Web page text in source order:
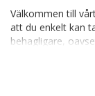
Välkommen till
att du enkelt kan
behagligare,